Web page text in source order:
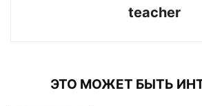
teacher
ЭТО МОЖЕТ БЫТЬ